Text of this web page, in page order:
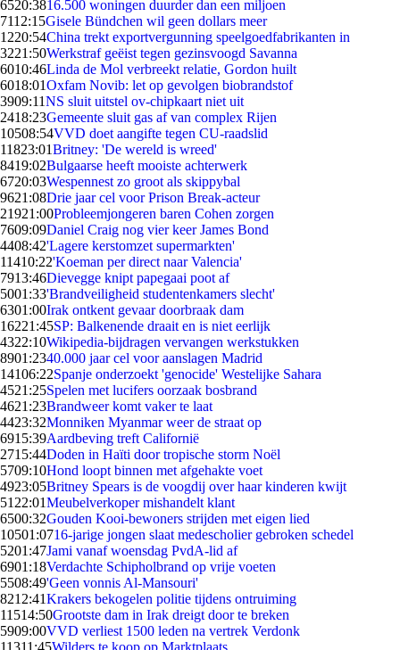
6520:3816.500 woningen duurder dan een miljoen
7112:15Gisele Bündchen wil geen dollars meer
1220:54China trekt exportvergunning speelgoedfabrikanten in
3221:50Werkstraf geëist tegen gezinsvoogd Savanna
6010:46Linda de Mol verbreekt relatie, Gordon huilt
6018:01Oxfam Novib: let op gevolgen biobrandstof
3909:11NS sluit uitstel ov-chipkaart niet uit
2418:23Gemeente sluit gas af van complex Rijen
10508:54VVD doet aangifte tegen CU-raadslid
11823:01Britney: 'De wereld is wreed'
8419:02Bulgaarse heeft mooiste achterwerk
6720:03Wespennest zo groot als skippybal
9621:08Drie jaar cel voor Prison Break-acteur
21921:00Probleemjongeren baren Cohen zorgen
7609:09Daniel Craig nog vier keer James Bond
4408:42'Lagere kerstomzet supermarkten'
11410:22'Koeman per direct naar Valencia'
7913:46Dievegge knipt papegaai poot af
5001:33'Brandveiligheid studentenkamers slecht'
6301:00Irak ontkent gevaar doorbraak dam
16221:45SP: Balkenende draait en is niet eerlijk
4322:10Wikipedia-bijdragen vervangen werkstukken
8901:2340.000 jaar cel voor aanslagen Madrid
14106:22Spanje onderzoekt 'genocide' Westelijke Sahara
4521:25Spelen met lucifers oorzaak bosbrand
4621:23Brandweer komt vaker te laat
4423:32Monniken Myanmar weer de straat op
6915:39Aardbeving treft Californië
2715:44Doden in Haïti door tropische storm Noël
5709:10Hond loopt binnen met afgehakte voet
4923:05Britney Spears is de voogdij over haar kinderen kwijt
51 22:01Meubelverkoper mishandelt klant
6500:32Gouden Kooi-bewoners strijden met eigen lied
10501:0716-jarige jongen slaat medescholier gebroken schedel
5201:47Jami vanaf woensdag PvdA-lid af
6901:18Verdachte Schipholbrand op vrije voeten
5508:49'Geen vonnis Al-Mansouri'
8212:41Krakers bekogelen politie tijdens ontruiming
11514:50Grootste dam in Irak dreigt door te breken
5909:00VVD verliest 1500 leden na vertrek Verdonk
11311:45Wilders te koop op Marktplaats